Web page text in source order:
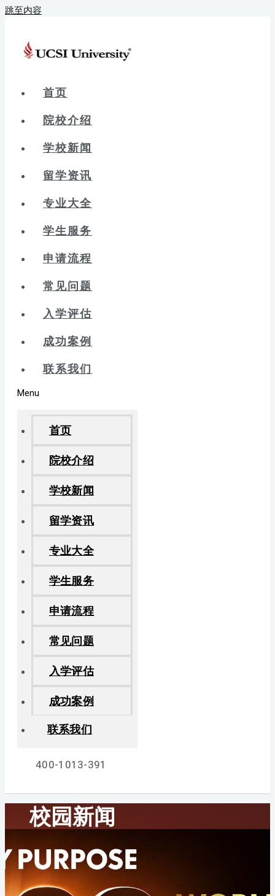
跳至内容
首页
院校介绍
学校新闻
留学资讯
专业大全
学生服务
申请流程
常见问题
入学评估
成功案例
联系我们
Menu
首页
院校介绍
学校新闻
留学资讯
专业大全
学生服务
申请流程
常见问题
入学评估
成功案例
联系我们
400-1013-391
校园新闻